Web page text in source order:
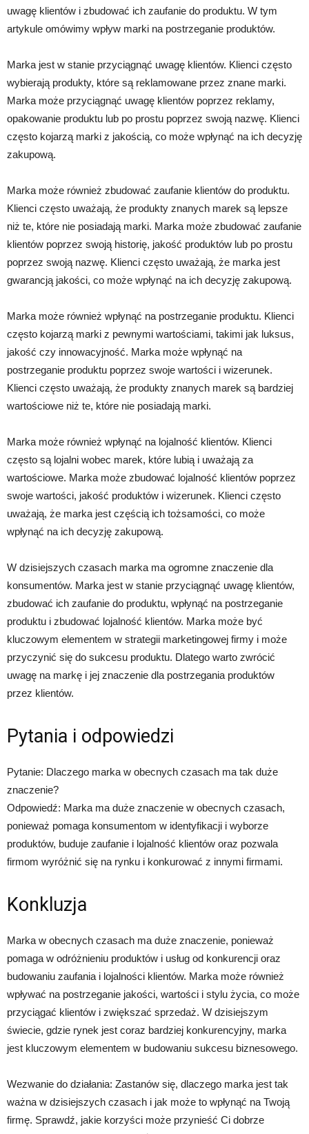
uwagę klientów i zbudować ich zaufanie do produktu. W tym
artykule omówimy wpływ marki na postrzeganie produktów.
Marka jest w stanie przyciągnąć uwagę klientów. Klienci często
wybierają produkty, które są reklamowane przez znane marki.
Marka może przyciągnąć uwagę klientów poprzez reklamy,
opakowanie produktu lub po prostu poprzez swoją nazwę. Klienci
często kojarzą marki z jakością, co może wpłynąć na ich decyzję
zakupową.
Marka może również zbudować zaufanie klientów do produktu.
Klienci często uważają, że produkty znanych marek są lepsze
niż te, które nie posiadają marki. Marka może zbudować zaufanie
klientów poprzez swoją historię, jakość produktów lub po prostu
poprzez swoją nazwę. Klienci często uważają, że marka jest
gwarancją jakości, co może wpłynąć na ich decyzję zakupową.
Marka może również wpłynąć na postrzeganie produktu. Klienci
często kojarzą marki z pewnymi wartościami, takimi jak luksus,
jakość czy innowacyjność. Marka może wpłynąć na
postrzeganie produktu poprzez swoje wartości i wizerunek.
Klienci często uważają, że produkty znanych marek są bardziej
wartościowe niż te, które nie posiadają marki.
Marka może również wpłynąć na lojalność klientów. Klienci
często są lojalni wobec marek, które lubią i uważają za
wartościowe. Marka może zbudować lojalność klientów poprzez
swoje wartości, jakość produktów i wizerunek. Klienci często
uważają, że marka jest częścią ich tożsamości, co może
wpłynąć na ich decyzję zakupową.
W dzisiejszych czasach marka ma ogromne znaczenie dla
konsumentów. Marka jest w stanie przyciągnąć uwagę klientów,
zbudować ich zaufanie do produktu, wpłynąć na postrzeganie
produktu i zbudować lojalność klientów. Marka może być
kluczowym elementem w strategii marketingowej firmy i może
przyczynić się do sukcesu produktu. Dlatego warto zwrócić
uwagę na markę i jej znaczenie dla postrzegania produktów
przez klientów.
Pytania i odpowiedzi
Pytanie: Dlaczego marka w obecnych czasach ma tak duże
znaczenie?
Odpowiedź: Marka ma duże znaczenie w obecnych czasach,
ponieważ pomaga konsumentom w identyfikacji i wyborze
produktów, buduje zaufanie i lojalność klientów oraz pozwala
firmom wyróżnić się na rynku i konkurować z innymi firmami.
Konkluzja
Marka w obecnych czasach ma duże znaczenie, ponieważ
pomaga w odróżnieniu produktów i usług od konkurencji oraz
budowaniu zaufania i lojalności klientów. Marka może również
wpływać na postrzeganie jakości, wartości i stylu życia, co może
przyciągać klientów i zwiększać sprzedaż. W dzisiejszym
świecie, gdzie rynek jest coraz bardziej konkurencyjny, marka
jest kluczowym elementem w budowaniu sukcesu biznesowego.
Wezwanie do działania: Zastanów się, dlaczego marka jest tak
ważna w dzisiejszych czasach i jak może to wpłynąć na Twoją
firmę. Sprawdź, jakie korzyści może przynieść Ci dobrze